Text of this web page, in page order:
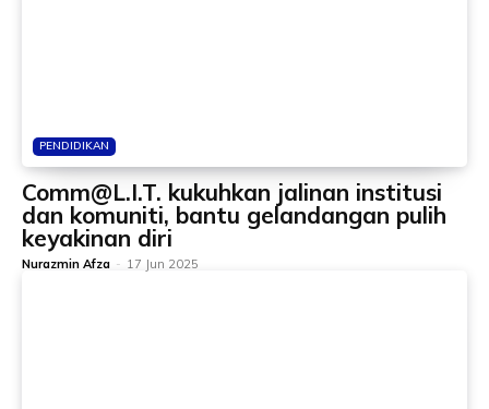
PENDIDIKAN
Comm@L.I.T. kukuhkan jalinan institusi
dan komuniti, bantu gelandangan pulih
keyakinan diri
Nurazmin Afza - 17 Jun 2025